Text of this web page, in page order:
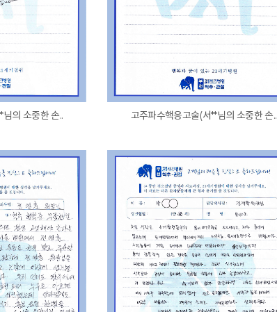
의 소중한 손.. 고주파수핵응고술(서**님의 소중한 손..